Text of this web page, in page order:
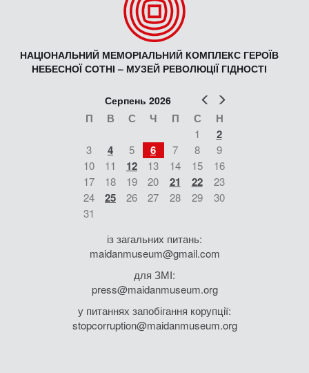
НАЦІОНАЛЬНИЙ МЕМОРІАЛЬНИЙ КОМПЛЕКС ГЕРОЇВ
НЕБЕСНОЇ СОТНІ – МУЗЕЙ РЕВОЛЮЦІЇ ГІДНОСТІ
Попер
Серпень 2026
П В С Ч П С Н
1 2
3 4 5 6 7 8
9
10
11 12 13 14 15
16
17
18 19 20 21 22
23
24
25 26 27 28 29
30
31
із загальних питань:
maidanmuseum@gmail.com
для ЗМІ:
press@maidanmuseum.org
у питаннях запобігання корупції:
stopcorruption@maidanmuseum.org